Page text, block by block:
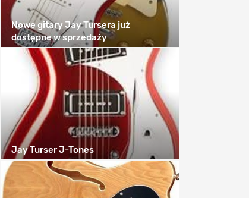
Nowe gitary Jay Tursera już
dostępne w sprzedaży
Jay Turser J-Tones